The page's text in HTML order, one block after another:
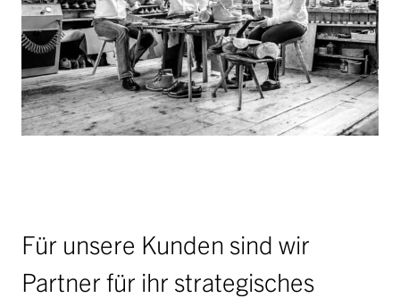
Jobs
Ausschreibungen
Initiative Österreich 2040
Partner
Für unsere Kunden sind wir
Partner für ihr strategisches